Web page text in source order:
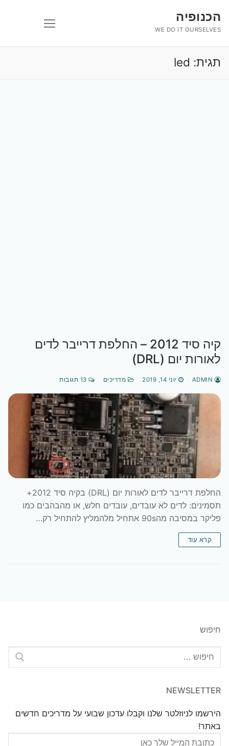
לתוכןהכנופיה
WE DO IT OURSELVES
תגית: led
קיה סיד 2012 – החלפת דרייבר לדים
לאורות יום (DRL)
יוני 14, 2019 מדריכים
החלפת דרייבר לדים לאורות יום (DRL) בקיה סיד 2012+
תסמינים: לדים לא עובדים, עובדים חלש, או מהבהבים כמו
פליקר במסיבה מה90s אתחיל מלהמליץ להתחיל רק…
קרא עוד
חיפוש
חפש:
NEWSLETTER
הירשמו לניוזלטר שלנו וקבלו עדכון שבועי על מדריכים חדשים
באתר!